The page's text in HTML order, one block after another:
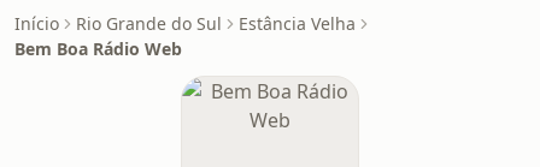
Início Rio Grande do Sul
Estância Velha
Bem Boa Rádio Web